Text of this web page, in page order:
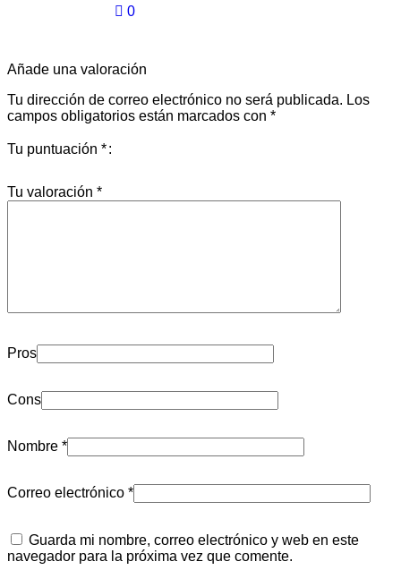
0
Añade una valoración
Tu dirección de correo electrónico no será publicada. Los
campos obligatorios están marcados con *
Tu puntuación *
Tu valoración *
Pros
Cons
Nombre *
Correo electrónico *
Guarda mi nombre, correo electrónico y web en este
navegador para la próxima vez que comente.